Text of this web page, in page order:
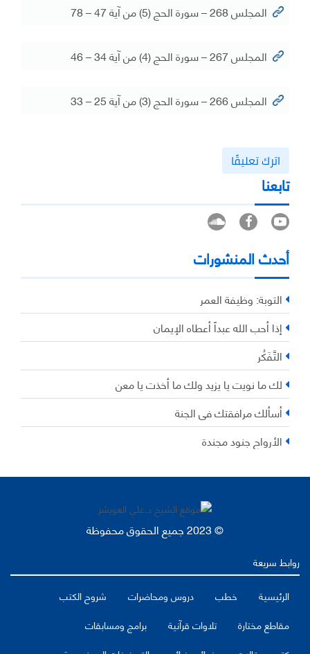
المجلس 268 – سورة الحج (5) من آية 47 – 78
المجلس 267 – سورة الحج (4) من آية 34 – 46
المجلس 266 – سورة الحج (3) من آية 25 – 33
اترك تعليقًا
تابعنا
أحدث المنشورات
التوبة: وظيفة العمر
إذا أحب الله عبداً أعطاه الإيمان
التَّفَكُر
لك ما نويت يا يزيد ولك ما أخذت يا معن
أسألك مرافقتك في الجنة
الأرواح جنود مجندة
© 2023 جميع الحقوق محفوظة
روابط سريعة
الرئيسية
خطب دروس ومحاضرات
شروح الكتب
مقاطع مختارة
تلاوات قرآنية
برامج ومسابقات